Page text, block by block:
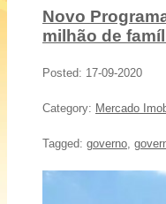
Novo
milhão de
Posted: 17-09-2020
Category: Mercado
Tagged: governo,